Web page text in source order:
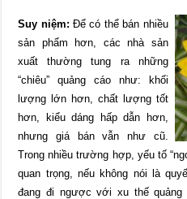
Suy niệm:Để có thể bán nhiều
sản phẩm hơn, các nhà sản
xuất thường tung ra những
“chiêu” quảng cáo như: khối
lượng lớn hơn, chất lượng tốt
hơn, kiểu dáng hấp dẫn hơn,
nhưng giá bán vẫn như cũ.
Trong nhiều trường hợp, yếu tố
quan trọng, nếu không nói là
đang đi ngược với xu thế quảng